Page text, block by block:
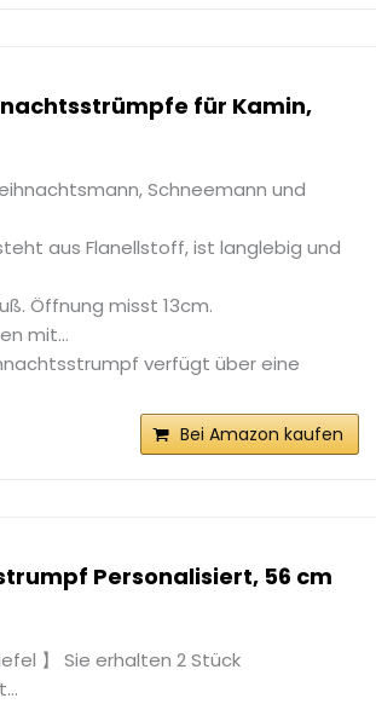
für Kamin,
Schneemann und
aus Flanellstoff, ist langlebig und
Öffnung misst 13cm.
mit...
verfügt über eine
Bei Amazon kaufen
Personalisiert, 56 cm
】 Sie erhalten 2 Stück